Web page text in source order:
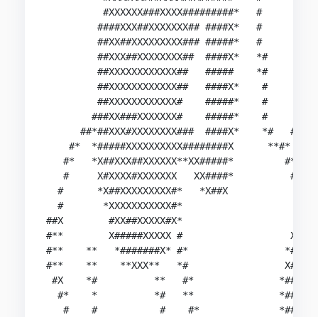
          #XXXXXX###XXXX#########*   #
         ####XXX##XXXXXXX## ####X*   #
         ##XX##XXXXXXXXX### #####*   #
         ##XXX##XXXXXXXX##  ####X*   *#
         ##XXXXXXXXXXXX##   #####    *#
##XXXXXXXXXXXX##   ####X*    #
##XXXXXXXXXXXX#    #####*    #      ##
###XX###XXXXXXX#    #####*    #     ##
##*##XXX#XXXXXXXX###  ####X*    *#   #*
#*  *#####XXXXXXXXXX########X      **#*
#*   *X##XXX##XXXXXX**XX#####*         #*
#     X#XXXX#XXXXXXX   XX####*          #
#      *X##XXXXXXXXX#*   *X##X
#       *XXXXXXXXXXX#*
##X        #XX##XXXXX#X*
#**        X#####XXXXX #
#**    **   *#######X* #*
#**    **    **XXX**   *#                 X#####
#X    *#          **   #*
#*    *          *#   **               *####*
#    #           #    #*              *###*